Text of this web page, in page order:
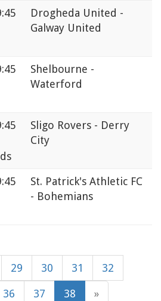
Drogheda United -
Galway United
Shelbourne -
Waterford
Sligo Rovers - Derry
City
St. Patrick's Athletic FC
- Bohemians
29 30 31 32
36 37 38 »